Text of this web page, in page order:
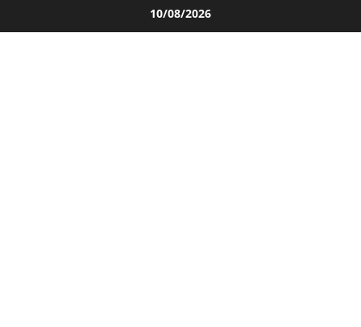
al
10/08/2026